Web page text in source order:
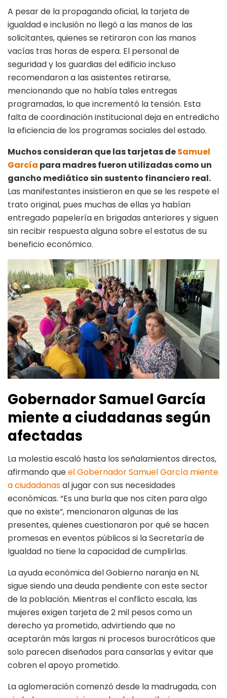
A pesar de la propaganda oficial, la tarjeta de
igualdad e inclusión no llegó a las manos de las
solicitantes, quienes se retiraron con las manos
vacías tras horas de espera. El personal de
seguridad y los guardias del edificio incluso
recomendaron a las asistentes retirarse,
mencionando que no había tales entregas
programadas, lo que incrementó la tensión. Esta
falta de coordinación institucional deja en entredicho
la eficiencia de los programas sociales del estado.
Muchos consideran que las tarjetas deSamuel
García para madres fueron utilizadas como un
gancho mediático sin sustento financiero real.
Las manifestantes insistieron en que se les respete el
trato original, pues muchas de ellas ya habían
entregado papelería en brigadas anteriores y siguen
sin recibir respuesta alguna sobre el estatus de su
beneficio económico.
Gobernador Samuel García
miente a ciudadanas según
afectadas
La molestia escaló hasta los señalamientos directos,
afirmando queel Gobernador Samuel García miente
a ciudadanasal jugar con sus necesidades
económicas. “Es una burla que nos citen para algo
que no existe”, mencionaron algunas de las
presentes, quienes cuestionaron por qué se hacen
promesas en eventos públicos si la Secretaría de
Igualdad no tiene la capacidad de cumplirlas.
La ayuda económica del Gobierno naranja en NL
sigue siendo una deuda pendiente con este sector
de la población. Mientras el conflicto escala, las
mujeres exigen tarjeta de 2 mil pesos como un
derecho ya prometido, advirtiendo que no
aceptarán más largas ni procesos burocráticos que
solo parecen diseñados para cansarlas y evitar que
cobren el apoyo prometido.
La aglomeración comenzó desde la madrugada, con